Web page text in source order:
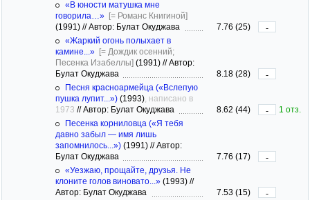
«В юности матушка мне
говорила…» [= Романс Книгиной]
(1991) //Автор: Булат Окуджава 7.76 (25)
-
«Жаркий огонь полыхает в
камине...» [= Дождик осенний;
Песенка Изабеллы] (1991) //Автор:
Булат Окуджава
8.18 (28)
-
Песня красноармейца («Вслепую
пушка лупит...») (1993) , написано в
1973 //Автор: Булат Окуджава 8.62 (44) -
1 отз.
Песенка корниловца («Я тебя
давно забыл — имя лишь
запомнилось...») (1991) //Автор:
Булат Окуджава
7.76 (17)
-
«Уезжаю, прощайте, друзья. Не
клоните голов виновато...» (1993) //
Автор: Булат Окуджава
7.53 (15)
-